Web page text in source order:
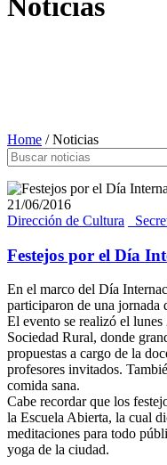
Noticias
Home /Noticias
21/06/2016
Dirección de Cultura
Festejos por el Día
En el marco del Día
participaron de una jornada
El evento se realizó el
Sociedad Rural, donde
propuestas a cargo de la
profesores invitados.
comida sana.
Cabe recordar que los
la Escuela Abierta, la cual
meditaciones para todo
yoga de la ciudad.